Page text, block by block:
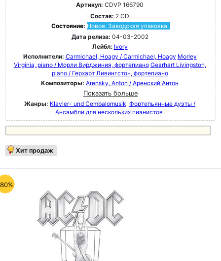
Артикул: CDVP 166790
Состав: 2 CD
Состояние: Новое. Заводская упаковка.
Дата релиза: 04-03-2002
Лейбл: Ivory
Исполнители: Carmichael, Hoagy / Carmichael, Hoagy Morley
Virginia, piano / Морли Вирджиния, фортепиано Gearhart Livingston,
piano / Герхарт Ливингстон, фортепиано
Композиторы: Arensky, Anton / Аренский Антон
Показать больше
Жанры: Klavier- und Cembalomusik Фортепьянные дуэты /
Ансамбли для нескольких пианистов
Хит продаж